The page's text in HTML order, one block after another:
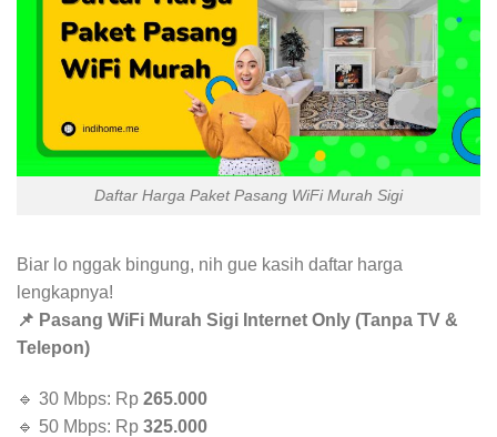
Daftar Harga Paket Pasang WiFi Murah Sigi
Biar lo nggak bingung, nih gue kasih daftar harga
lengkapnya!
📌 Pasang WiFi Murah Sigi Internet Only (Tanpa TV &
Telepon)
🔹 30 Mbps: Rp 265.000
🔹 50 Mbps: Rp 325.000